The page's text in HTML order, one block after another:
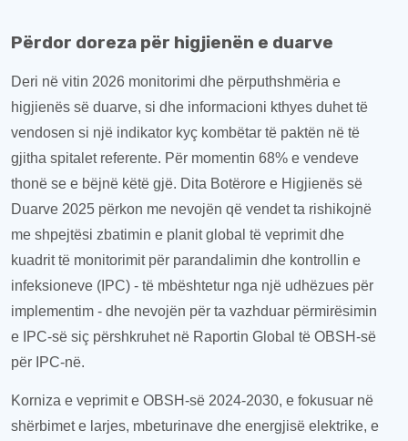
Përdor doreza për higjienën e duarve
Deri në vitin 2026 monitorimi dhe përputhshmëria e
higjienës së duarve, si dhe informacioni kthyes duhet të
vendosen si një indikator kyç kombëtar të paktën në të
gjitha spitalet referente. Për momentin 68% e vendeve
thonë se e bëjnë këtë gjë. Dita Botërore e Higjienës së
Duarve 2025 përkon me nevojën që vendet ta rishikojnë
me shpejtësi zbatimin e planit global të veprimit dhe
kuadrit të monitorimit për parandalimin dhe kontrollin e
infeksioneve (IPC) - të mbështetur nga një udhëzues për
implementim - dhe nevojën për ta vazhduar përmirësimin
e IPC-së siç përshkruhet në Raportin Global të OBSH-së
për IPC-në.
Korniza e veprimit e OBSH-së 2024-2030, e fokusuar në
shërbimet e larjes, mbeturinave dhe energjisë elektrike, e